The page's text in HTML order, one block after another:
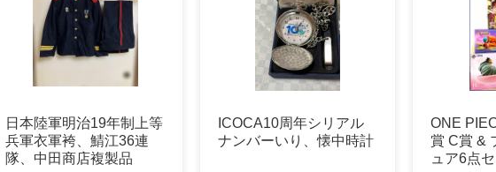
日本陸軍明治19年制上等
兵軍衣軍袴、鯖江36連
隊、中田商店複製品
ICOCA10周年シリアル
ナンバーいり、懐中時計
ONE
賞 C賞 &
ュア6点